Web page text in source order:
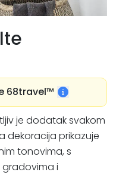
68travel™️
je dodatak svakom
dekoracija prikazuje
tonovima, s
i